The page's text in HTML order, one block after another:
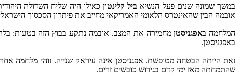
במשך שמונה שנים פעל הנשיא ביל קלינטון כאילו היה שליח השדולה
אובמה הבין שהאינטרס הלאומי האמריקאי מחייב את פיתרון הסכסוך
המלחמה באפגניסטן מחמירה את המצב. אובמה נתקע בבוץ הזה בטעות:
באפגניסטן.
זאת הייתה הבטחה מטופשת. אפגניסטן אינה עיראק שנייה. זוהי מלחמה
שהתמחתה מאז ימי קדם בגירוש כובשים זרים.